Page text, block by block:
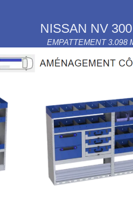
NISSAN NV
EMPATTEMENT 3.098